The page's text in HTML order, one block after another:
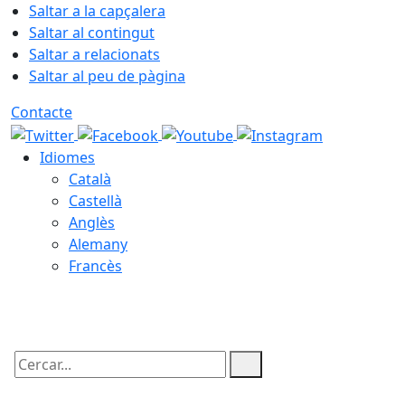
Saltar a la capçalera
Saltar al contingut
Saltar a relacionats
Saltar al peu de pàgina
Contacte
Idiomes
Català
Castellà
Anglès
Alemany
Francès
Cercar: